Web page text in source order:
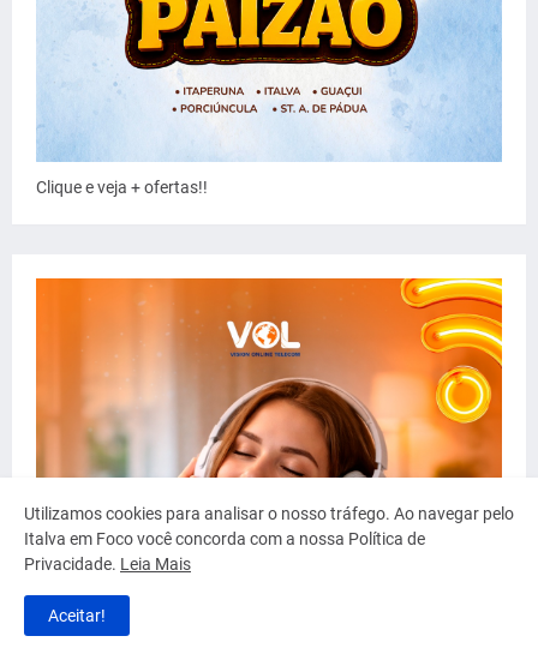
Clique e veja + ofertas!!
Utilizamos cookies para analisar o nosso tráfego. Ao navegar pelo
Italva em Foco você concorda com a nossa Política de
Privacidade. Leia Mais
Aceitar!